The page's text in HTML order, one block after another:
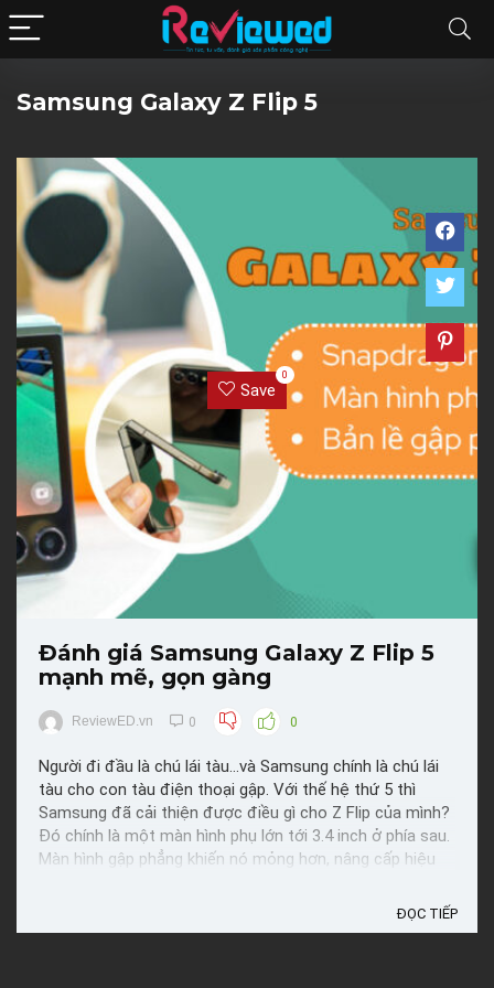
Samsung Galaxy Z Flip 5
Save
0
Đánh giá Samsung Galaxy Z Flip 5
mạnh mẽ, gọn gàng
ReviewED.vn 0 0
Người đi đầu là chú lái tàu...và Samsung chính là chú lái
tàu cho con tàu điện thoại gập. Với thế hệ thứ 5 thì
Samsung đã cải thiện được điều gì cho Z Flip của mình?
Đó chính là một màn hình phụ lớn tới 3.4 inch ở phía sau.
Màn hình gập phẳng khiến nó mỏng hơn, nâng cấp hiệu
ĐỌC TIẾP